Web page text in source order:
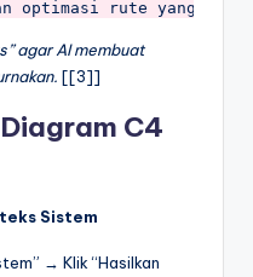
agar AI membuat
[[3]]
C4
Sistem
→ Klik “Hasilkan